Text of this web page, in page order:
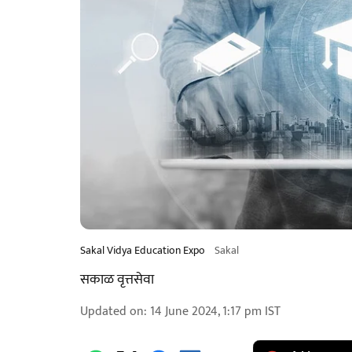
Sakal Vidya Education Expo Sakal
सकाळ वृत्तसेवा
Updated on: 14 June 2024, 1:17 pm IST